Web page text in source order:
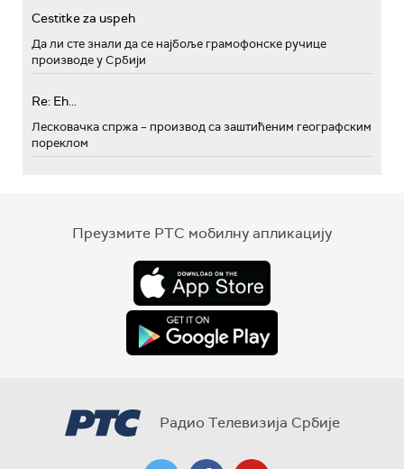
Cestitke za uspeh
Да ли сте знали да се најбоље грамофонске ручице
производе у Србији
Re: Eh...
Лесковачка спржа – производ са заштићеним географским
пореклом
Преузмите РТС мобилну апликацију
Радио Телевизија Србије